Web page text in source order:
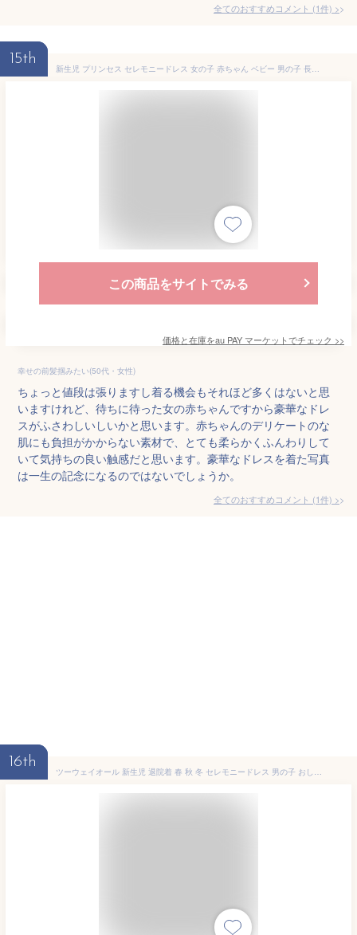
全てのおすすめコメント (1件) >
15th
新生児 プリンセス セレモニードレス 女の子 赤ちゃん ベビー 男の子 長袖 かわいい おしゃれ お宮参り 記念日 お披露目 お出かけ 退院着
この商品をサイトでみる
価格と在庫をau PAY マーケットでチェック >>
幸せの前髪掴みたい(50代・女性)
ちょっと値段は張りますし着る機会もそれほど多くはないと思
いますけれど、待ちに待った女の赤ちゃんですから豪華なドレ
スがふさわしいしいかと思います。赤ちゃんのデリケートのな
肌にも負担がかからない素材で、とても柔らかくふんわりして
いて気持ちの良い触感だと思います。豪華なドレスを着た写真
は一生の記念になるのではないでしょうか。
全てのおすすめコメント (1件) >
16th
ツーウェイオール 新生児 退院着 春 秋 冬 セレモニードレス 男の子 おしゃれ 春 退院着 女の子 ロンパース 長袖 カバーオール 白 シン